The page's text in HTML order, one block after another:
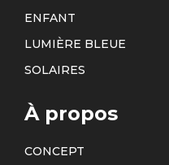
ENFANT
LUMIÈRE BLEUE
SOLAIRES
À propos
CONCEPT